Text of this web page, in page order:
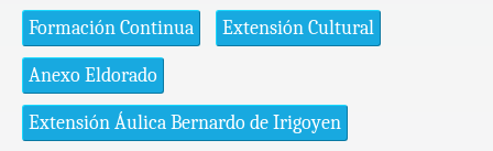
Formación Continua Extensión Cultural
Anexo Eldorado
Extensión Áulica Bernardo de Irigoyen